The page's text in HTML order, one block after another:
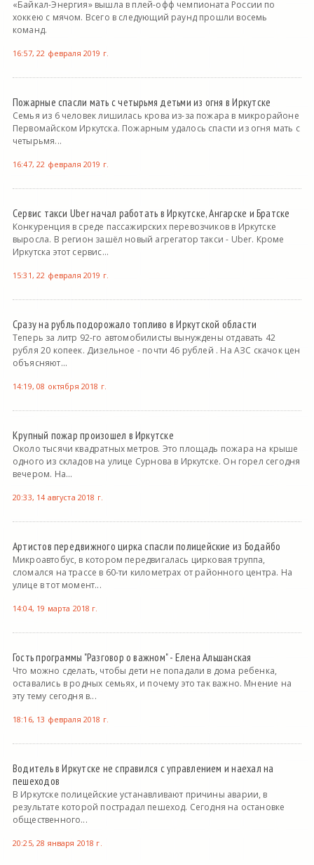
«Байкал-Энергия» вышла в плей-офф чемпионата России по
хоккею с мячом. Всего в следующий раунд прошли восемь
команд.
16:57, 22 февраля 2019 г.
Пожарные спасли мать с четырьмя детьми из огня в Иркутске
Семья из 6 человек лишилась крова из-за пожара в микрорайоне
Первомайском Иркутска. Пожарным удалось спасти из огня мать с
четырьмя...
16:47, 22 февраля 2019 г.
Сервис такси Uber начал работать в Иркутске, Ангарске и Братске
Конкуренция в среде пассажирских перевозчиков в Иркутске
выросла. В регион зашёл новый агрегатор такси - Uber. Кроме
Иркутска этот сервис...
15:31, 22 февраля 2019 г.
Сразу на рубль подорожало топливо в Иркутской области
Теперь за литр 92-го автомобилисты вынуждены отдавать 42
рубля 20 копеек. Дизельное - почти 46 рублей . На АЗС скачок цен
объясняют...
14:19, 08 октября 2018 г.
Крупный пожар произошел в Иркутске
Около тысячи квадратных метров. Это площадь пожара на крыше
одного из складов на улице Сурнова в Иркутске. Он горел сегодня
вечером. На...
20:33, 14 августа 2018 г.
Артистов передвижного цирка спасли полицейские из Бодайбо
Микроавтобус, в котором передвигалась цирковая труппа,
сломался на трассе в 60-ти километрах от районного центра. На
улице в тот момент...
14:04, 19 марта 2018 г.
Гость программы "Разговор о важном" - Елена Альшанская
Что можно сделать, чтобы дети не попадали в дома ребенка,
оставались в родных семьях, и почему это так важно. Мнение на
эту тему сегодня в...
18:16, 13 февраля 2018 г.
Водитель в Иркутске не справился с управлением и наехал на
пешеходов
В Иркутске полицейские устанавливают причины аварии, в
результате которой пострадал пешеход. Сегодня на остановке
общественного...
20:25, 28 января 2018 г.